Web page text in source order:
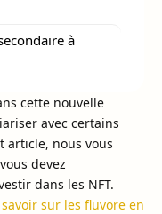
à
cette nouvelle
avec certains
article, nous vous
devez
dans les NFT.
sur les fluvore en